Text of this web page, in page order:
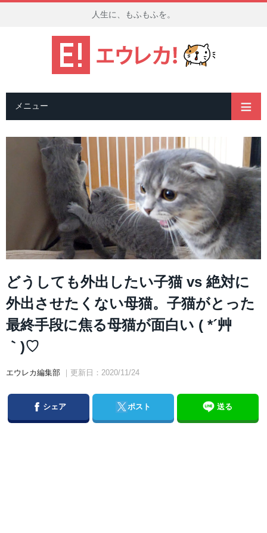
人生に、もふもふを。
メニュー
どうしても外出したい子猫 vs 絶対に
外出させたくない母猫。子猫がとった
最終手段に焦る母猫が面白い ( *´艸
｀)♡
エウレカ編集部 ｜更新日：2020/11/24
Facebook
シェア Twitterポスト 送る